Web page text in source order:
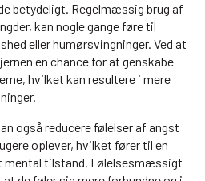
betydeligt. Regelmæssig brug af
kan nogle gange føre til
eller humørsvingninger. Ved at
en chance for at genskabe
hvilket kan resultere i mere
også reducere følelser af angst
oplever, hvilket fører til en
mental tilstand. Følelsesmæssigt